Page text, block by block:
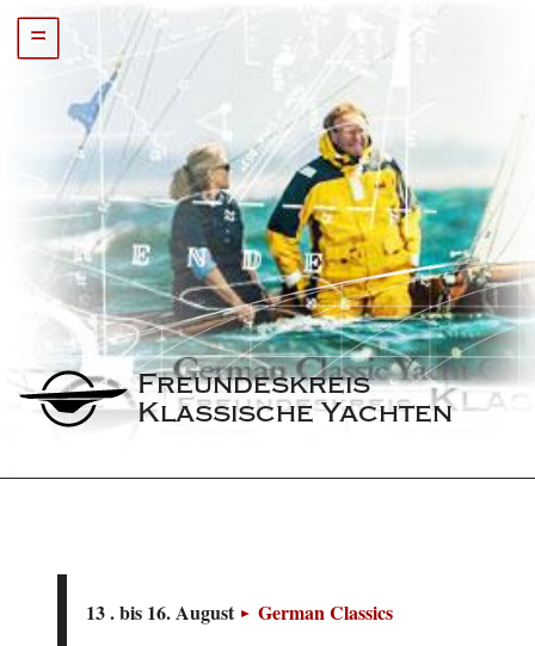
=
Freundeskreis
Klassische Yachten
13 . bis 16. August German Classics